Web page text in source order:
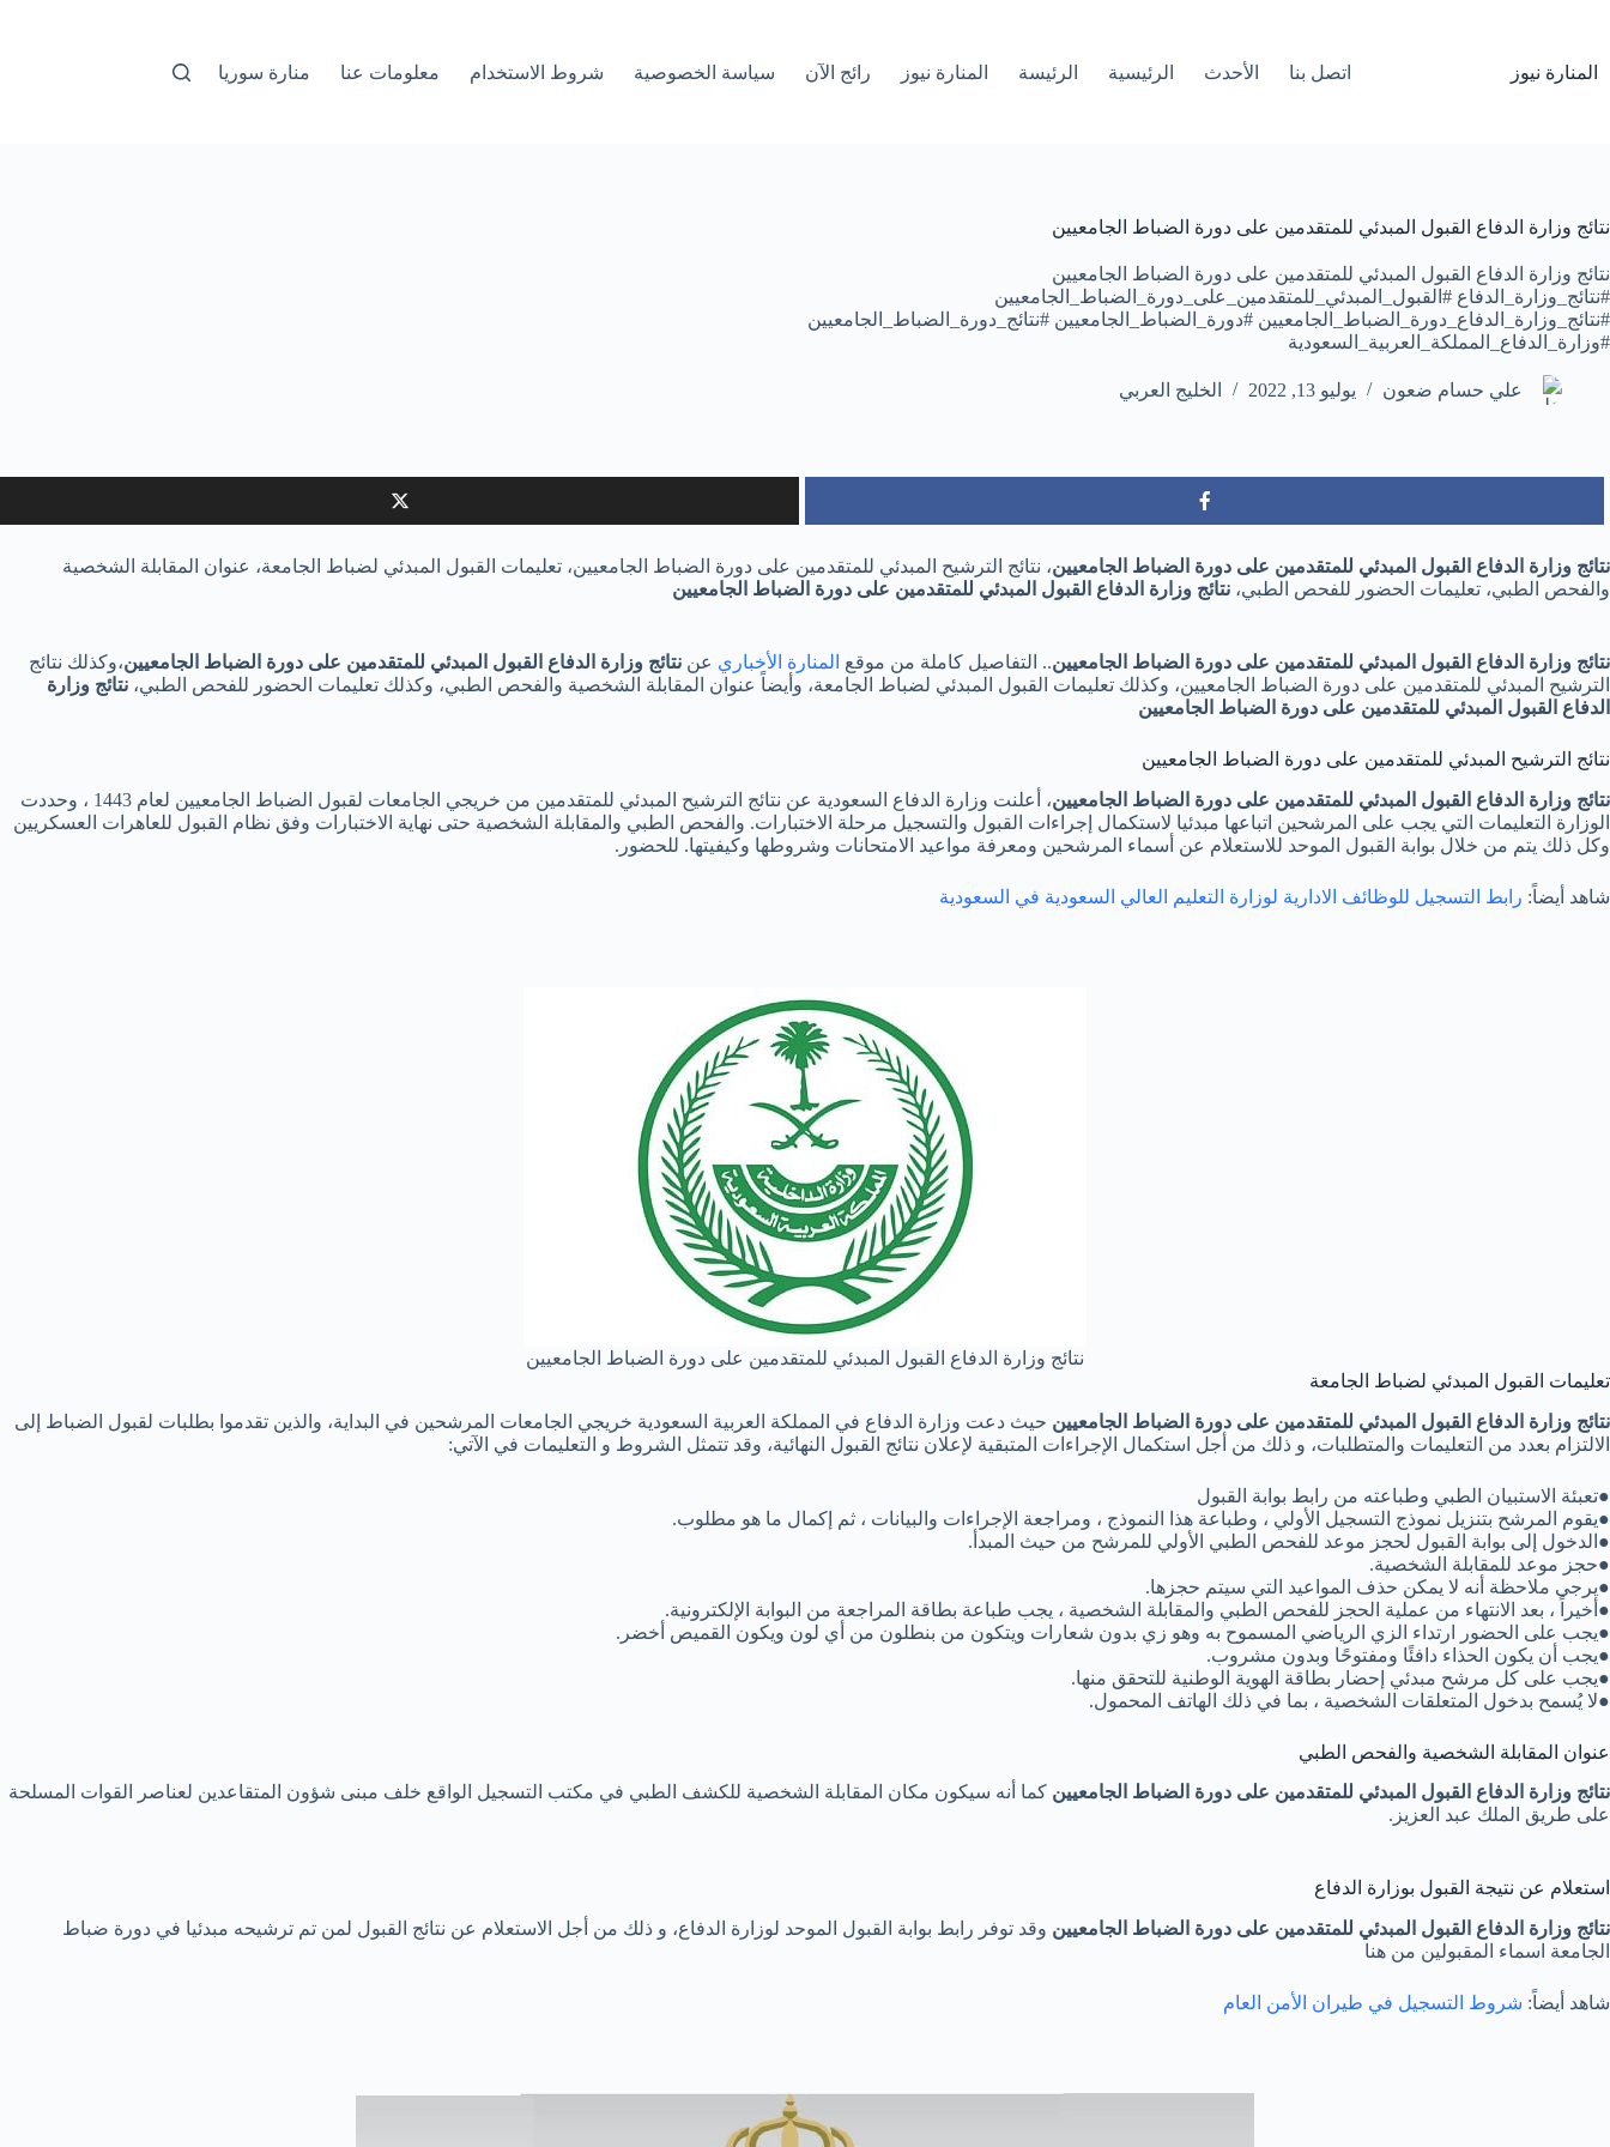
المنارة نيوز اتصل بنا الأحدث الرئيسية الرئیسة المنارة نيوز رائج الآن سياسة الخصوصية شروط الاستخدام معلومات عنا منارة سوريا
نتائج وزارة الدفاع القبول المبدئي للمتقدمين على دورة الضباط الجامعيين
نتائج وزارة الدفاع القبول المبدئي للمتقدمين على دورة الضباط الجامعيين
#نتائج_وزارة_الدفاع #القبول_المبدئي_للمتقدمين_على_دورة_الضباط_الجامعيين
#نتائج_وزارة_الدفاع_دورة_الضباط_الجامعيين #دورة_الضباط_الجامعيين #نتائج_دورة_الضباط_الجامعيين
#وزارة_الدفاع_المملكة_العربية_السعودية
علي حسام ضعون يوليو 13, 2022 الخليج العربي
نتائج وزارة الدفاع القبول المبدئي للمتقدمين على دورة الضباط الجامعيين، نتائج الترشيح المبدئي للمتقدمين على دورة الضباط الجامعيين، تعليمات القبول المبدئي لضباط الجامعة، عنوان المقابلة الشخصية
والفحص الطبي، تعليمات الحضور للفحص الطبي، نتائج وزارة الدفاع القبول المبدئي للمتقدمين على دورة الضباط الجامعيين
نتائج وزارة الدفاع القبول المبدئي للمتقدمين على دورة الضباط الجامعيين.. التفاصيل كاملة من موقع المنارة الأخباري عن نتائج وزارة الدفاع القبول المبدئي للمتقدمين على دورة الضباط الجامعيين،وكذلك نتائج
الترشيح المبدئي للمتقدمين على دورة الضباط الجامعيين، وكذلك تعليمات القبول المبدئي لضباط الجامعة، وأيضاً عنوان المقابلة الشخصية والفحص الطبي، وكذلك تعليمات الحضور للفحص الطبي، نتائج وزارة
الدفاع القبول المبدئي للمتقدمين على دورة الضباط الجامعيين
نتائج الترشيح المبدئي للمتقدمين على دورة الضباط الجامعيين
نتائج وزارة الدفاع القبول المبدئي للمتقدمين على دورة الضباط الجامعيين
، أعلنت وزارة الدفاع السعودية عن نتائج الترشيح المبدئي للمتقدمين من خريجي الجامعات لقبول الضباط الجامعيين لعام 1443 ، وحددت
الوزارة التعليمات التي يجب على المرشحين اتباعها مبدئيا لاستكمال إجراءات القبول والتسجيل مرحلة الاختبارات. والفحص الطبي والمقابلة الشخصية حتى نهاية الاختبارات وفق نظام القبول للعاهرات العسكريين
وكل ذلك يتم من خلال بوابة القبول الموحد للاستعلام عن أسماء المرشحين ومعرفة مواعيد الامتحانات وشروطها وكيفيتها. للحضور.
شاهد أيضاً: رابط التسجيل للوظائف الادارية لوزارة التعليم العالي السعودية في السعودية
نتائج وزارة الدفاع القبول المبدئي للمتقدمين على دورة الضباط الجامعيين
تعليمات القبول المبدئي لضباط الجامعة
نتائج وزارة الدفاع القبول المبدئي للمتقدمين على دورة الضباط الجامعيين حيث دعت وزارة الدفاع في المملكة العربية السعودية خريجي الجامعات المرشحين في البداية، والذين تقدموا بطلبات لقبول الضباط إلى
الالتزام بعدد من التعليمات والمتطلبات، و ذلك من أجل استكمال الإجراءات المتبقية لإعلان نتائج القبول النهائية، وقد تتمثل الشروط و التعليمات في الآتي:
●تعبئة الاستبيان الطبي وطباعته من رابط بوابة القبول
●يقوم المرشح بتنزيل نموذج التسجيل الأولي ، وطباعة هذا النموذج ، ومراجعة الإجراءات والبيانات ، ثم إكمال ما هو مطلوب.
●الدخول إلى بوابة القبول لحجز موعد للفحص الطبي الأولي للمرشح من حيث المبدأ.
●حجز موعد للمقابلة الشخصية.
●يرجى ملاحظة أنه لا يمكن حذف المواعيد التي سيتم حجزها.
●أخيراً ، بعد الانتهاء من عملية الحجز للفحص الطبي والمقابلة الشخصية ، يجب طباعة بطاقة المراجعة من البوابة الإلكترونية.
●يجب على الحضور ارتداء الزي الرياضي المسموح به وهو زي بدون شعارات ويتكون من بنطلون من أي لون ويكون القميص أخضر.
●يجب أن يكون الحذاء دافئًا ومفتوحًا وبدون مشروب.
●يجب على كل مرشح مبدئي إحضار بطاقة الهوية الوطنية للتحقق منها.
●لا يُسمح بدخول المتعلقات الشخصية ، بما في ذلك الهاتف المحمول.
عنوان المقابلة الشخصية والفحص الطبي
نتائج وزارة الدفاع القبول المبدئي للمتقدمين على دورة الضباط الجامعيين كما أنه سيكون مكان المقابلة الشخصية للكشف الطبي في مكتب التسجيل الواقع خلف مبنى شؤون المتقاعدين لعناصر القوات المسلحة
على طريق الملك عبد العزيز.
استعلام عن نتيجة القبول بوزارة الدفاع
نتائج وزارة الدفاع القبول المبدئي للمتقدمين على دورة الضباط الجامعيين وقد توفر رابط بوابة القبول الموحد لوزارة الدفاع، و ذلك من أجل الاستعلام عن نتائج القبول لمن تم ترشيحه مبدئيا في دورة ضباط
الجامعة اسماء المقبولين من هنا
شاهد أيضاً: شروط التسجيل في طيران الأمن العام